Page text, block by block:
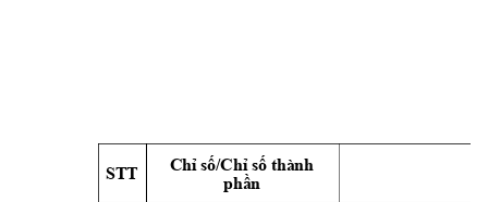
STT
Chỉ số/Chỉ số thành
phần